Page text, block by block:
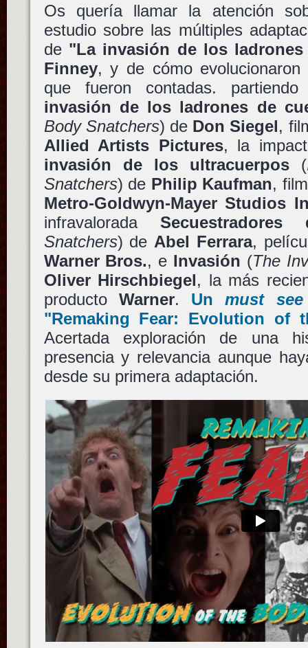
Os quería llamar la atención
estudio sobre las múltiples
de "La invasión de los
Finney, y de cómo
que fueron contadas.
invasión de los ladrones de
Body Snatchers) de Don Siegel,
Allied Artists Pictures, la
invasión de los ultracuerpos(
Snatchers) de Philip Kaufman,
Metro-Goldwyn-Mayer Studios
infravalorada
Snatchers) de Abel Ferrara,
Warner Bros., e Invasión (The
Oliver Hirschbiegel, la más
producto Warner. Unmust see
"Remaking Fear: Evolution of
Acertada exploración de una
presencia y relevancia aunque
desde su primera adaptación.